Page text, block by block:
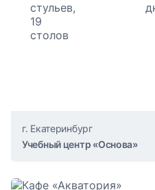
г. Екатеринбург
Учебный центр «Основа»